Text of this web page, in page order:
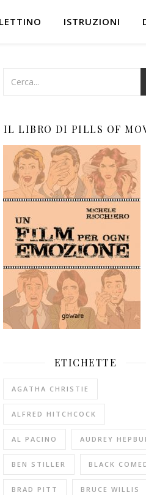
ISTRUZIONI
IL LIBRO DI PILLS OF
ETICHETTE
AGATHA CHRISTIE
ALFRED HITCHCOCK
AL PACINO AUDREY
BEN STILLER BLACK
BRAD PITT BRUCE WILLIS